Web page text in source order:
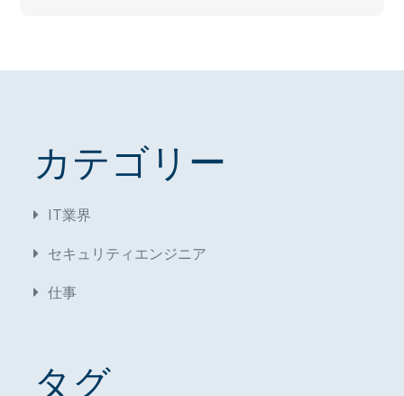
カテゴリー
IT業界
セキュリティエンジニア
仕事
タグ